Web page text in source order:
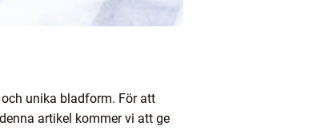
unika bladform. För att
artikel kommer vi att ge